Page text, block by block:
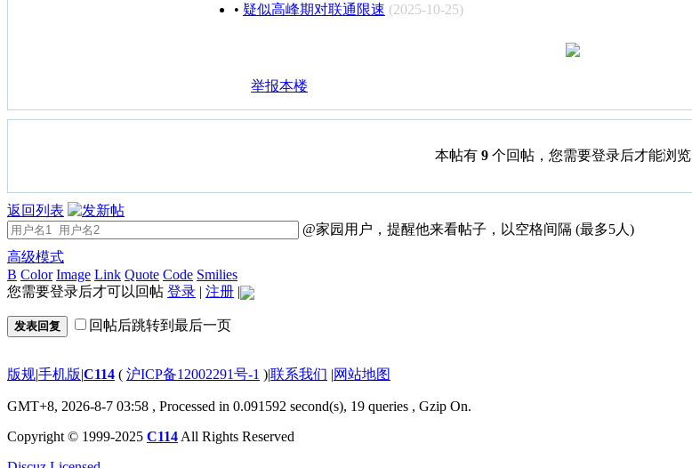
• 疑似高峰期对联通限速 (2025-10-25)
举报本楼
本帖有 9个回帖，您需要登录后才能浏览
返回列表
@家园用户，提醒他来看帖子，以空格间隔 (最多5人)
高级模式
B Color Image Link Quote Code Smilies
您需要登录后才可以回帖 登录 | 注册 |
发表回复 回帖后跳转到最后一页
版规|手机版|C114 ( 沪ICP备12002291号-1 )|联系我们 |网站地图
GMT+8, 2026-8-7 03:58 , Processed in 0.091592 second(s), 19 queries , Gzip On.
Copyright © 1999-2025 C114 All Rights Reserved